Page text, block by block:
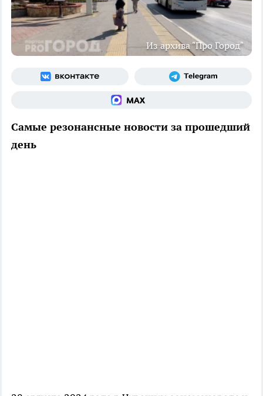
Из архива "Про Город"
Самые резонансные новости за прошедший
день